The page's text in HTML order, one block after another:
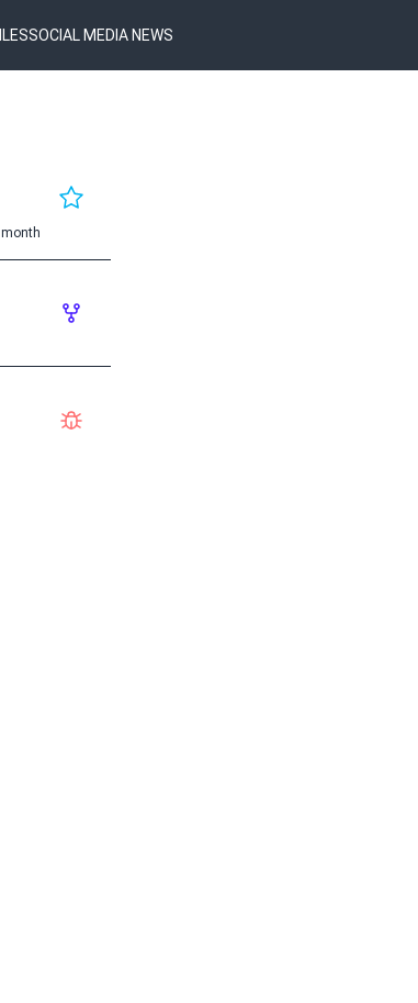
SOCIAL MEDIA NEWS